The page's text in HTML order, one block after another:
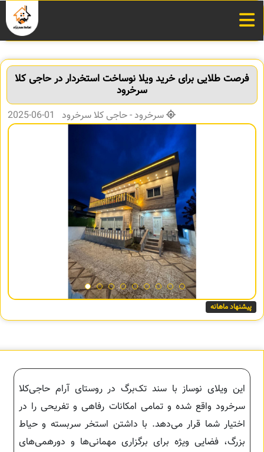
فرصت طلایی برای خرید ویلا نوساخت استخردار در حاجی کلا
سرخرود
سرخرود - حاجی کلا سرخرود 01-06-2025
پیشنهاد ماهانه
این ویلای نوساز با سند تک‌برگ در روستای آرام حاجی‌کلا
سرخرود واقع شده و تمامی امکانات رفاهی و تفریحی را در
اختیار شما قرار می‌دهد. با داشتن استخر سربسته و حیاط
بزرگ، فضایی ویژه برای برگزاری مهمانی‌ها و دورهمی‌های